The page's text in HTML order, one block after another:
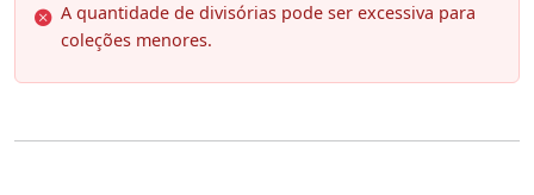
A quantidade de divisórias pode ser excessiva para
coleções menores.